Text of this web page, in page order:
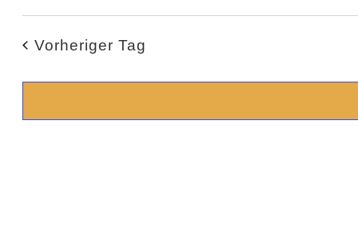
Datum
wählen.
Vorheriger Tag